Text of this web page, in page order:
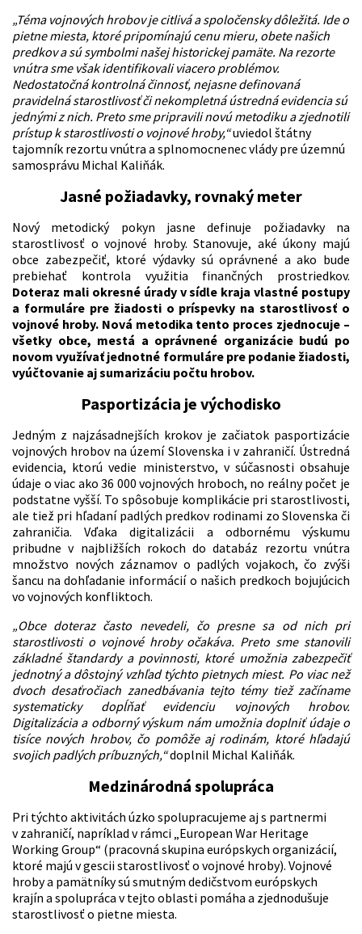
„Téma vojnových hrobov je citlivá a spoločensky dôležitá. Ide o
pietne miesta, ktoré pripomínajú cenu mieru, obete našich
predkov a sú symbolmi našej historickej pamäte. Na rezorte
vnútra sme však identifikovali viacero problémov.
Nedostatočná kontrolná činnosť, nejasne definovaná
pravidelná starostlivosť či nekompletná ústredná evidencia sú
jednými z nich. Preto sme pripravili novú metodiku a zjednotili
prístup k starostlivosti o vojnové hroby,“uviedol štátny
tajomník rezortu vnútra a splnomocnenec vlády pre územnú
samosprávu Michal Kaliňák.
Jasné požiadavky, rovnaký meter
Nový metodický pokyn jasne definuje požiadavky na
starostlivosť o vojnové hroby. Stanovuje, aké úkony majú
obce zabezpečiť, ktoré výdavky sú oprávnené a ako bude
prebiehať kontrola využitia finančných prostriedkov.
Doteraz mali okresné úrady v sídle kraja vlastné postupy
a formuláre pre žiadosti o príspevky na starostlivosť o
vojnové hroby. Nová metodika tento proces zjednocuje –
všetky obce, mestá a oprávnené organizácie budú po
novom využívať jednotné formuláre pre podanie žiadosti,
vyúčtovanie aj sumarizáciu počtu hrobov.
Pasportizácia je východisko
Jedným z najzásadnejších krokov je začiatok pasportizácie
vojnových hrobov na území Slovenska i v zahraničí. Ústredná
evidencia, ktorú vedie ministerstvo, v súčasnosti obsahuje
údaje o viac ako 36 000 vojnových hroboch, no reálny počet je
podstatne vyšší. To spôsobuje komplikácie pri starostlivosti,
ale tiež pri hľadaní padlých predkov rodinami zo Slovenska či
zahraničia. Vďaka digitalizácii a odbornému výskumu
pribudne v najbližších rokoch do databáz rezortu vnútra
množstvo nových záznamov o padlých vojakoch, čo zvýši
šancu na dohľadanie informácií o našich predkoch bojujúcich
vo vojnových konfliktoch.
„Obce doteraz často nevedeli, čo presne sa od nich pri
starostlivosti o vojnové hroby očakáva. Preto sme stanovili
základné štandardy a povinnosti, ktoré umožnia zabezpečiť
jednotný a dôstojný vzhľad týchto pietnych miest. Po viac než
dvoch desaťročiach zanedbávania tejto témy tiež začíname
systematicky dopĺňať evidenciu vojnových hrobov.
Digitalizácia a odborný výskum nám umožnia doplniť údaje o
tisíce nových hrobov, čo pomôže aj rodinám, ktoré hľadajú
svojich padlých príbuzných,“doplnil Michal Kaliňák.
Medzinárodná spolupráca
Pri týchto aktivitách úzko spolupracujeme aj s partnermi
v zahraničí, napríklad v rámci „European War Heritage
Working Group“ (pracovná skupina európskych organizácií,
ktoré majú v gescii starostlivosť o vojnové hroby). Vojnové
hroby a pamätníky sú smutným dedičstvom európskych
krajín a spolupráca v tejto oblasti pomáha a zjednodušuje
starostlivosť o pietne miesta.